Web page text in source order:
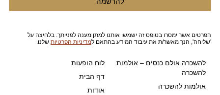
לוח הופעות
דף הבית
אודות
להשכרה אולם כנסים – אולמות
להשכרה
אולמות להשכרה
הפרטים אשר ימסרו בטופס זה ישמשו אותנו למתן מענה לפנייתך. בלחיצה על
'שליחה', הנך מאשר/ת את עיבוד המידע בהתאם למדיניות הפרטיות שלנו.